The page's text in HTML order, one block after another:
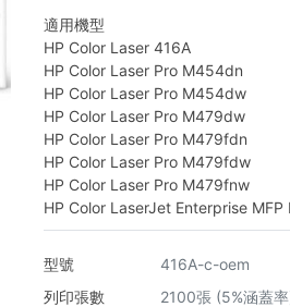
適用機型
HP Color Laser 416A
HP Color Laser Pro M454dn
HP Color Laser Pro M454dw
HP Color Laser Pro M479dw
HP Color Laser Pro M479fdn
HP Color Laser Pro M479fdw
HP Color Laser Pro M479fnw
HP Color LaserJet Enterprise
型號
416A-c-oem
列印張數
2100張 (5%涵蓋